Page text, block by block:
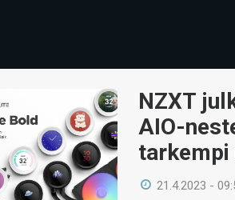
NZXT
AIO-
tarkempi
21.4.2023 -